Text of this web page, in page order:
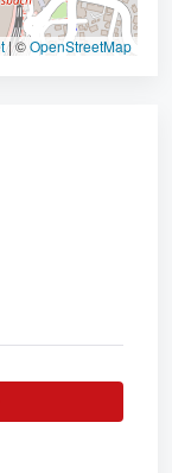
|©OpenStreetMap